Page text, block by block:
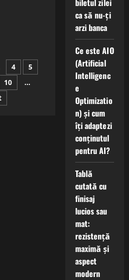
4
5
10
…
biletul zilei
ca să nu-ți
arzi banca
Ce este AIO
(Artificial
Intelligenc
e
Optimizatio
n) și cum
îți adaptezi
conținutul
pentru AI?
Tablă
cutată cu
finisaj
lucios sau
mat:
rezistență
maximă și
aspect
modern